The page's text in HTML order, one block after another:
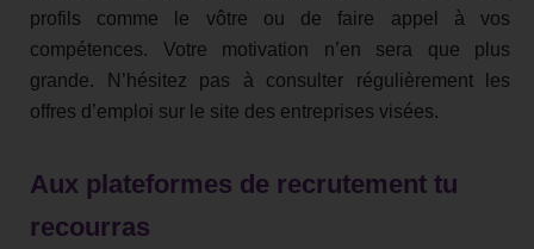
profils comme le vôtre ou de faire appel à vos
compétences. Votre motivation n’en sera que plus
grande. N’hésitez pas à consulter régulièrement les
offres d’emploi sur le site des entreprises visées.
Aux plateformes de recrutement tu
recourras